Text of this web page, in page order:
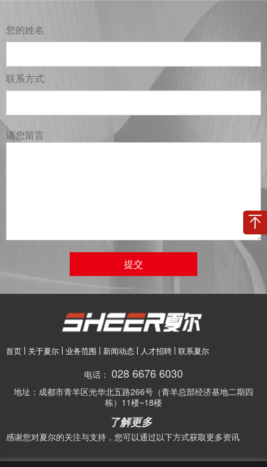
您的姓名
联系方式
请您留言
提交
首页 关于夏尔 业务范围 新闻动态 人才招聘 联系夏尔
电话： 028 6676 6030
地址： 成都市青羊区光华北五路266号（青羊总部经济基地二期四
栋）11楼~18楼
了解更多
感谢您对夏尔的关注与支持，您可以通过以下方式获取更多资讯